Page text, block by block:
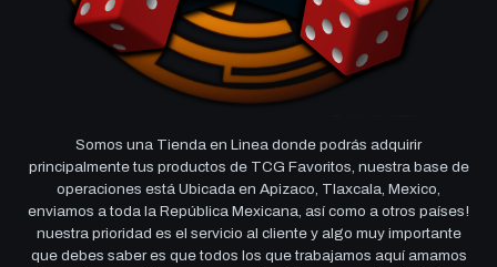
Somos una Tienda en Linea donde podrás adquirir
principalmente tus productos de TCG Favoritos, nuestra base de
operaciones está Ubicada en Apizaco, Tlaxcala, Mexico,
enviamos a toda la República Mexicana, así como a otros países!
nuestra prioridad es el servicio al cliente y algo muy importante
que debes saber es que todos los que trabajamos aquí amamos